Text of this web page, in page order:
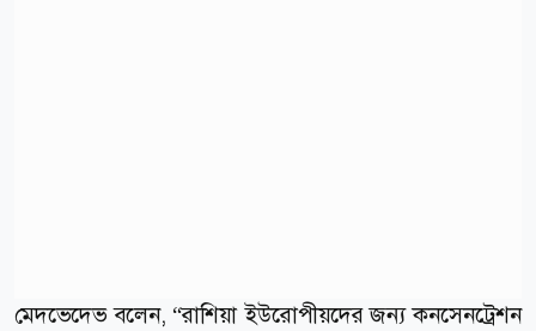
মেদভেদেভ বলেন, “রাশিয়া ইউরোপীয়দের জন্য কনসেনট্রেশন